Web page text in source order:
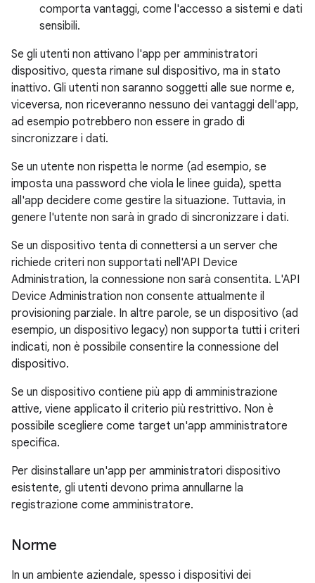
comporta vantaggi, come l'accesso a sistemi e dati
sensibili.
Se gli utenti non attivano l'app per amministratori
dispositivo, questa rimane sul dispositivo, ma in stato
inattivo. Gli utenti non saranno soggetti alle sue norme e,
viceversa, non riceveranno nessuno dei vantaggi dell'app,
ad esempio potrebbero non essere in grado di
sincronizzare i dati.
Se un utente non rispetta le norme (ad esempio, se
imposta una password che viola le linee guida), spetta
all'app decidere come gestire la situazione. Tuttavia, in
genere l'utente non sarà in grado di sincronizzare i dati.
Se un dispositivo tenta di connettersi a un server che
richiede criteri non supportati nell'API Device
Administration, la connessione non sarà consentita. L'API
Device Administration non consente attualmente il
provisioning parziale. In altre parole, se un dispositivo (ad
esempio, un dispositivo legacy) non supporta tutti i criteri
indicati, non è possibile consentire la connessione del
dispositivo.
Se un dispositivo contiene più app di amministrazione
attive, viene applicato il criterio più restrittivo. Non è
possibile scegliere come target un'app amministratore
specifica.
Per disinstallare un'app per amministratori dispositivo
esistente, gli utenti devono prima annullarne la
registrazione come amministratore.
Norme
In un ambiente aziendale, spesso i dispositivi dei